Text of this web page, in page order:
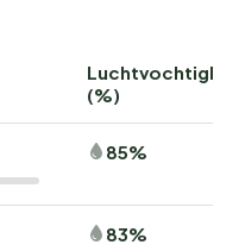
(%)
85%
83%